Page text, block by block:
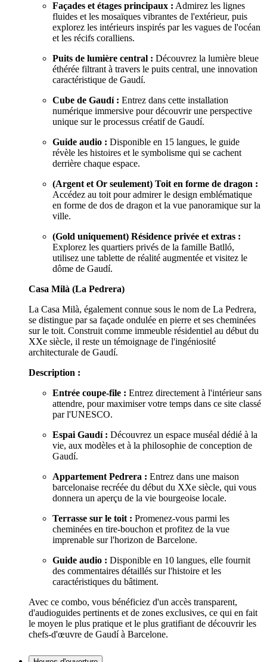
Façades et étages principaux : Admirez les lignes
fluides et les mosaïques vibrantes de l'extérieur, puis
explorez les intérieurs inspirés par les vagues de l'océan
et les récifs coralliens.
Puits de lumière central : Découvrez la lumière bleue
éthérée filtrant à travers le puits central, une innovation
caractéristique de Gaudí.
Cube de Gaudí : Entrez dans cette installation
numérique immersive pour découvrir une perspective
unique sur le processus créatif de Gaudí.
Guide audio : Disponible en 15 langues, le guide
révèle les histoires et le symbolisme qui se cachent
derrière chaque espace.
(Argent et Or seulement) Toit en forme de dragon :
Accédez au toit pour admirer le design emblématique
en forme de dos de dragon et la vue panoramique sur la
ville.
(Gold uniquement) Résidence privée et extras :
Explorez les quartiers privés de la famille Batlló,
utilisez une tablette de réalité augmentée et visitez le
dôme de Gaudí.
Casa Milà (La Pedrera)
La Casa Milà, également connue sous le nom de La Pedrera,
se distingue par sa façade ondulée en pierre et ses cheminées
sur le toit. Construit comme immeuble résidentiel au début du
XXe siècle, il reste un témoignage de l'ingéniosité
architecturale de Gaudí.
Description :
Entrée coupe-file : Entrez directement à l'intérieur sans
attendre, pour maximiser votre temps dans ce site classé
par l'UNESCO.
Espai Gaudí : Découvrez un espace muséal dédié à la
vie, aux modèles et à la philosophie de conception de
Gaudí.
Appartement Pedrera : Entrez dans une maison
barcelonaise recréée du début du XXe siècle, qui vous
donnera un aperçu de la vie bourgeoise locale.
Terrasse sur le toit : Promenez-vous parmi les
cheminées en tire-bouchon et profitez de la vue
imprenable sur l'horizon de Barcelone.
Guide audio : Disponible en 10 langues, elle fournit
des commentaires détaillés sur l'histoire et les
caractéristiques du bâtiment.
Avec ce combo, vous bénéficiez d'un accès transparent,
d'audioguides pertinents et de zones exclusives, ce qui en fait
le moyen le plus pratique et le plus gratifiant de découvrir les
chefs-d'œuvre de Gaudí à Barcelone.